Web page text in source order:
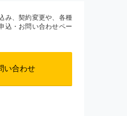
み、契約変更や、各種
込・お問い合わせペー
い合わせ